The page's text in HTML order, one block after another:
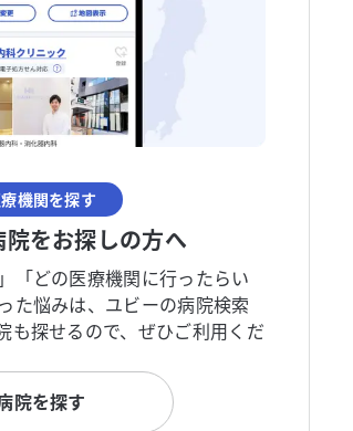
機関を探す
院をお探しの方へ
「どの医療機関に行ったらい
た悩みは、ユビーの病院検索
も探せるので、ぜひご利用くだ
院を探す